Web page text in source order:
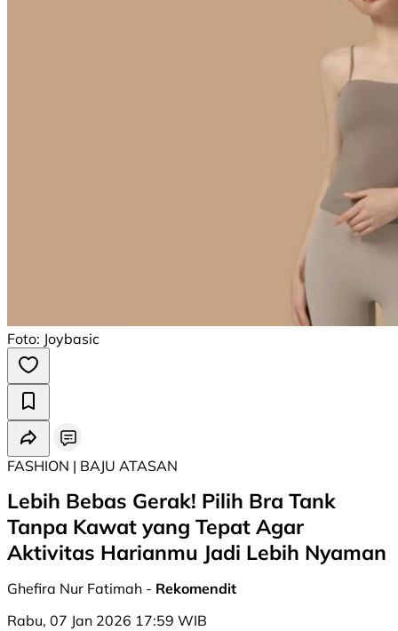
Foto: Joybasic
FASHION | BAJU ATASAN
Lebih Bebas Gerak! Pilih Bra Tank
Tanpa Kawat yang Tepat Agar
Aktivitas Harianmu Jadi Lebih Nyaman
Ghefira Nur Fatimah - Rekomendit
Rabu, 07 Jan 2026 17:59 WIB